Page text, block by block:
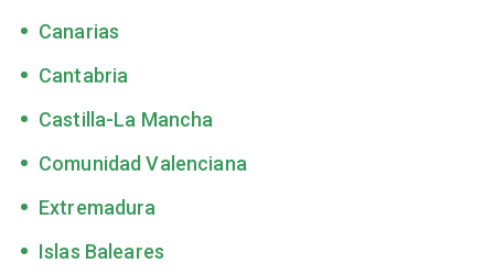
Canarias
Cantabria
Castilla-La Mancha
Comunidad Valenciana
Extremadura
Islas Baleares